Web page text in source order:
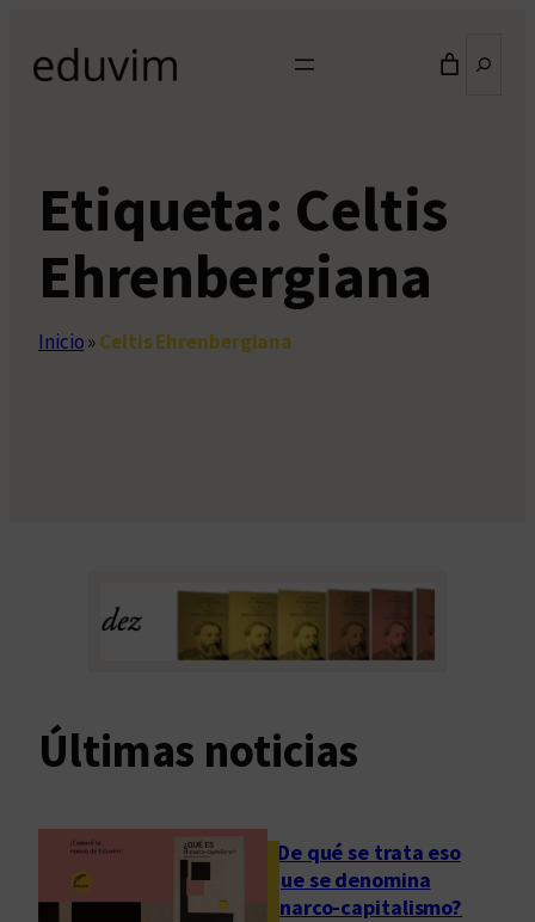
contenido
Etiqueta: Celtis
Ehrenbergiana
Inicio»Celtis Ehrenbergiana
Últimas noticias
¿De qué se trata eso
que se denomina
anarco-capitalismo?